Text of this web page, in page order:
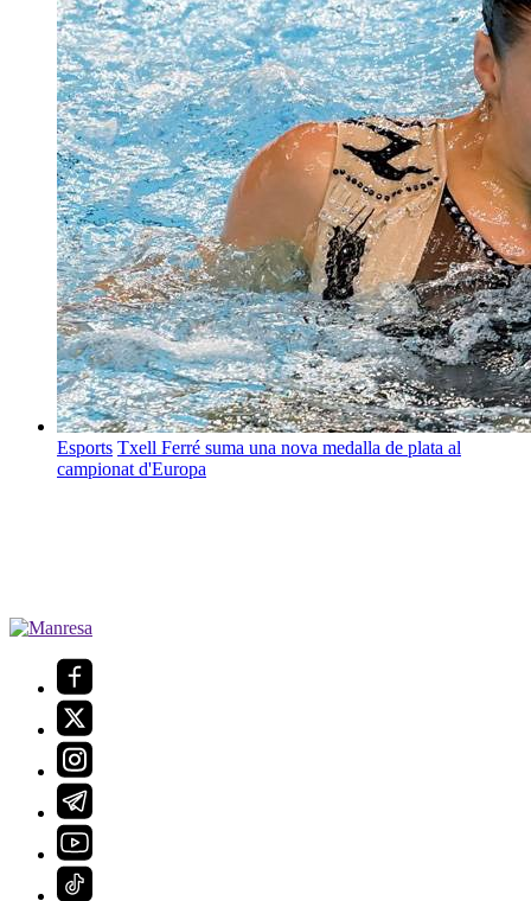
Esports Txell Ferré suma una nova medalla de plata al
campionat d'Europa